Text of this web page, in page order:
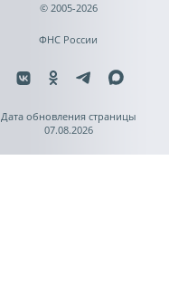
© 2005-2026
ФНС России
Дата обновления страницы
07.08.2026